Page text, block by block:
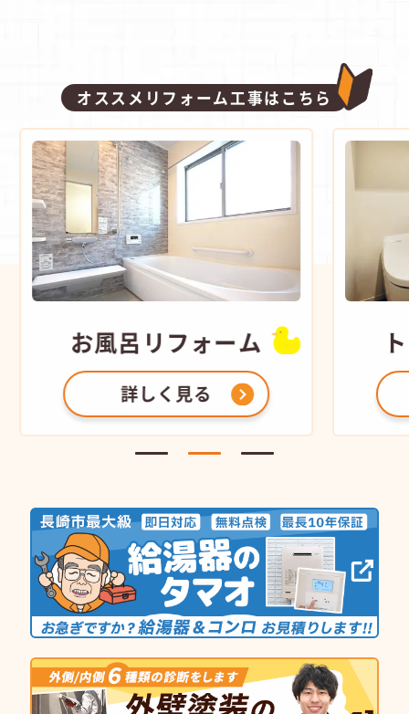
オススメリフォーム工事はこちら
お風呂 リフォーム
詳しく見る